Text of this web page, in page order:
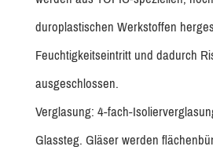
duroplastischen Werkstoffen
Feuchtigkeitseintritt und dadurch
ausgeschlossen.
Verglasung: 4-fach-
Glassteg. Gläser werden